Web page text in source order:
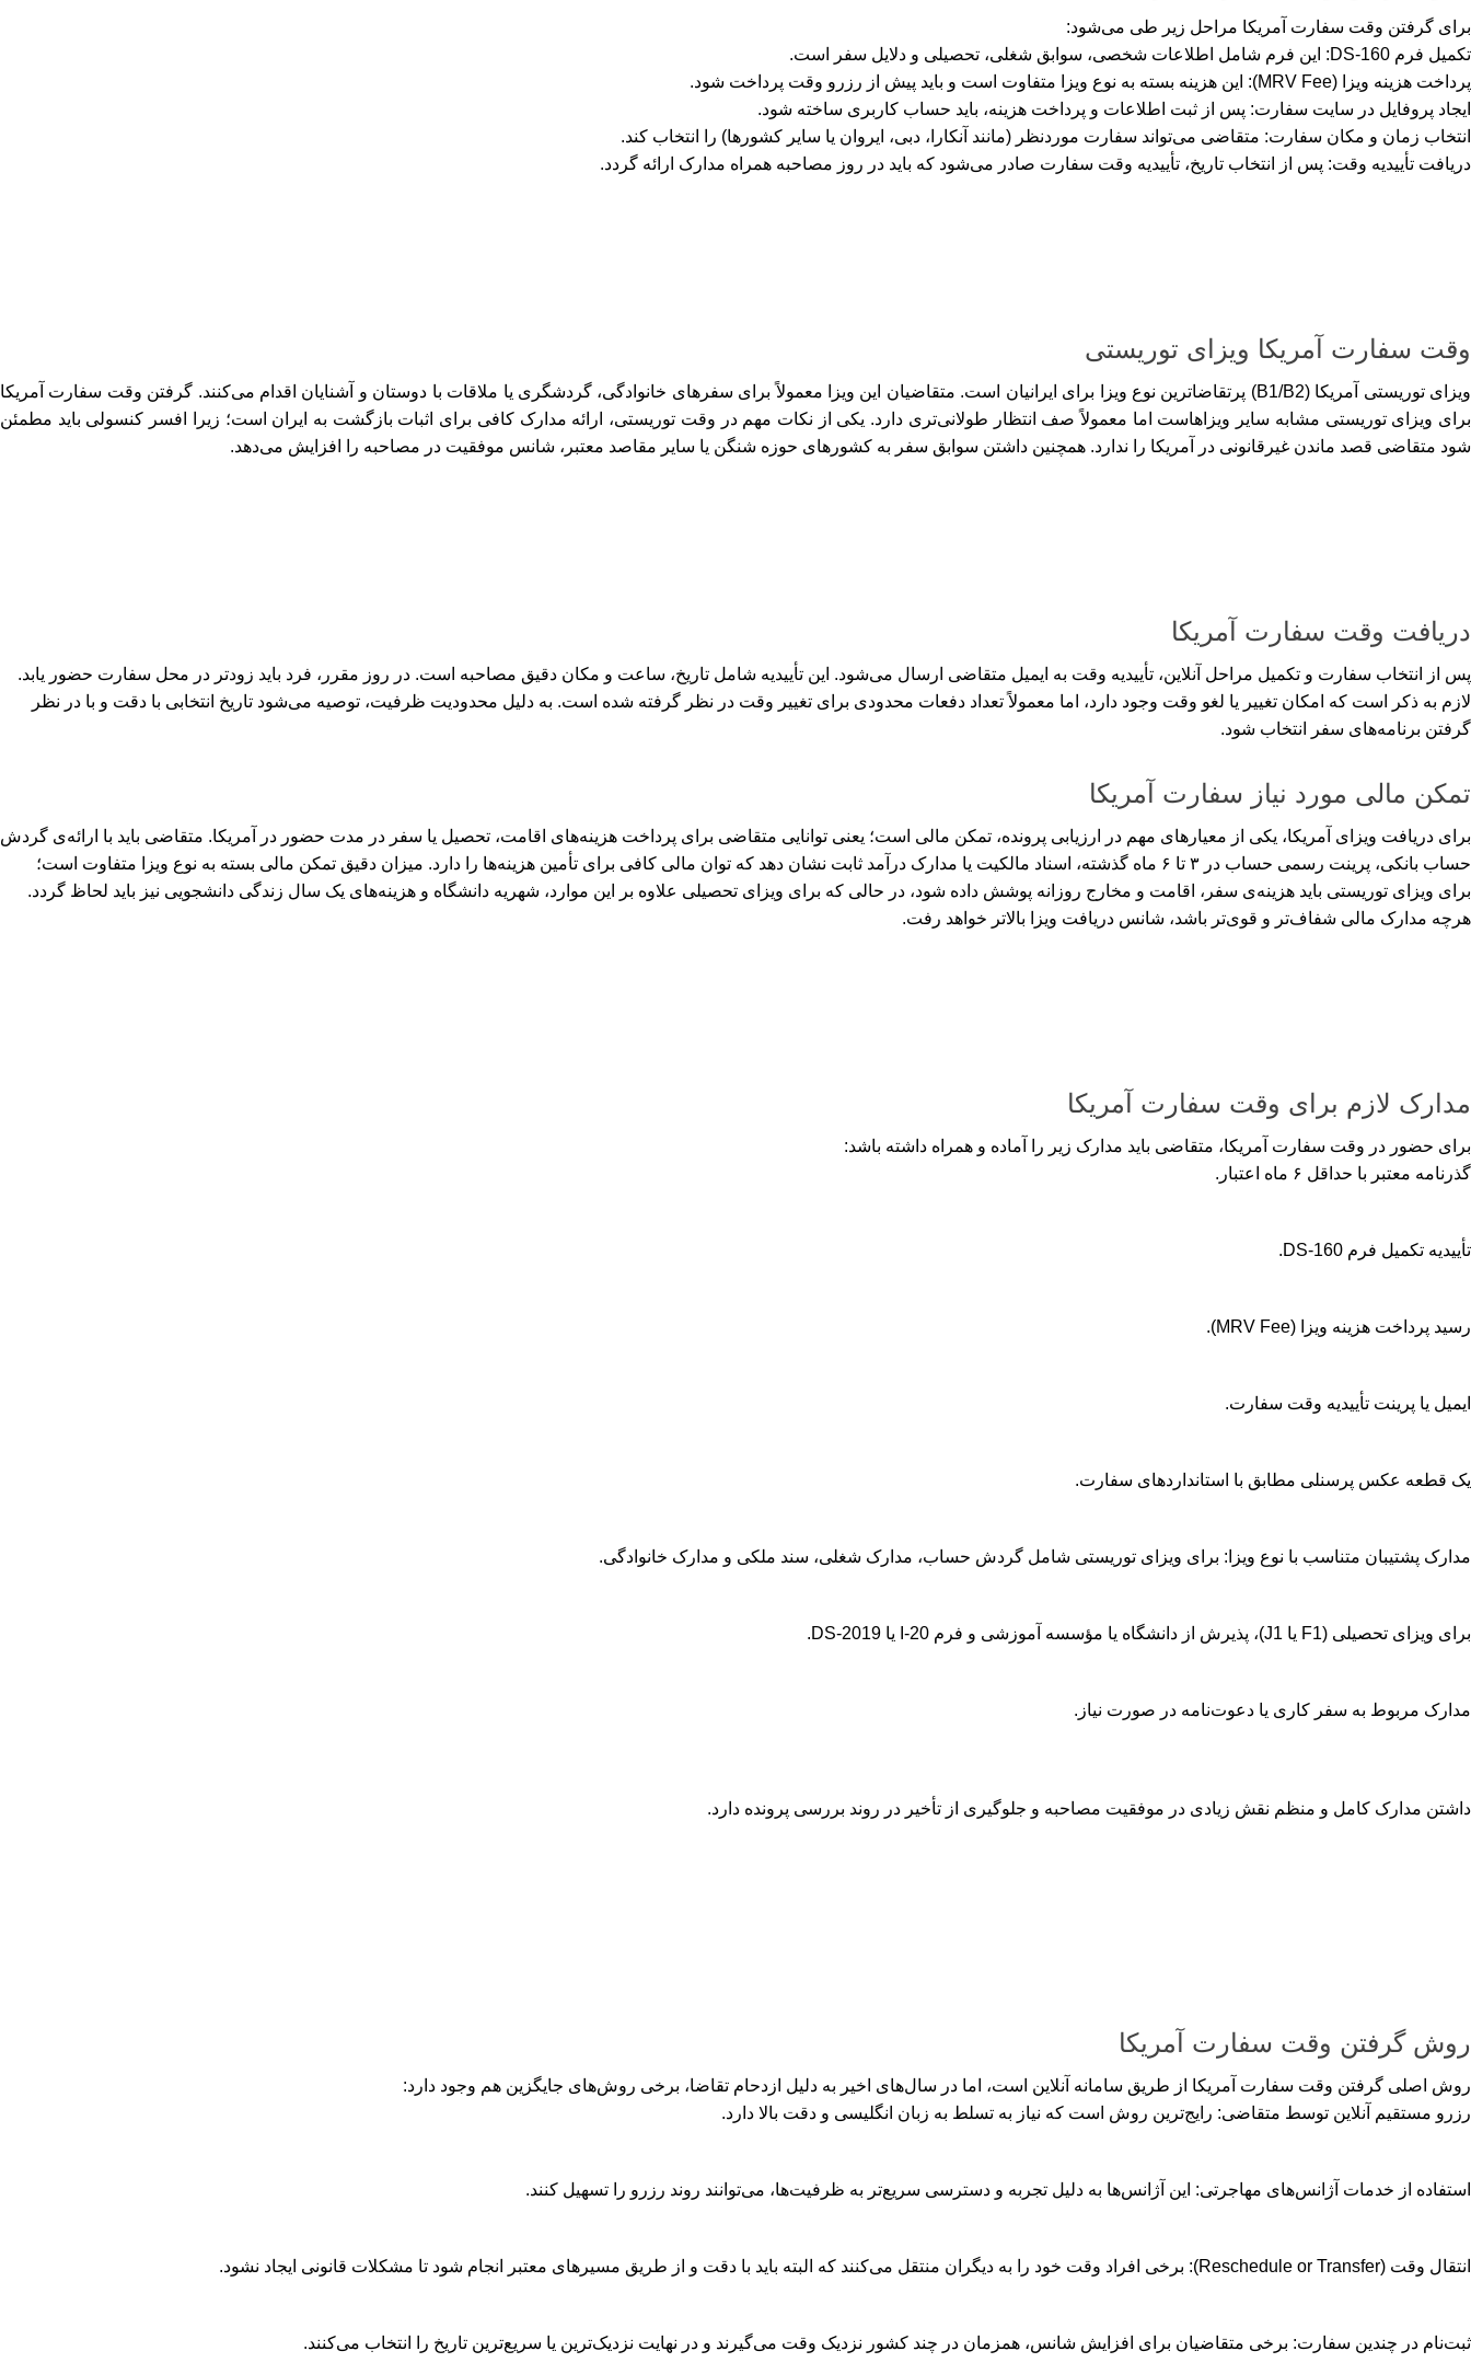
برای گرفتن وقت سفارت آمریکا مراحل زیر طی می‌شود:
تکمیل فرم DS-160: این فرم شامل اطلاعات شخصی، سوابق شغلی، تحصیلی و دلایل سفر است.
پرداخت هزینه ویزا (MRV Fee): این هزینه بسته به نوع ویزا متفاوت است و باید پیش از رزرو وقت پرداخت شود.
ایجاد پروفایل در سایت سفارت: پس از ثبت اطلاعات و پرداخت هزینه، باید حساب کاربری ساخته شود.
انتخاب زمان و مکان سفارت: متقاضی می‌تواند سفارت موردنظر (مانند آنکارا، دبی، ایروان یا سایر کشورها) را انتخاب کند.
دریافت تأییدیه وقت: پس از انتخاب تاریخ، تأییدیه وقت سفارت صادر می‌شود که باید در روز مصاحبه همراه مدارک ارائه گردد.
وقت سفارت آمریکا ویزای توریستی
ویزای توریستی آمریکا (B1/B2) پرتقاضاترین نوع ویزا برای ایرانیان است. متقاضیان این ویزا معمولاً برای سفرهای خانوادگی، گردشگری یا ملاقات با دوستان و آشنایان اقدام می‌کنند. گرفتن وقت سفارت آمریکا
برای ویزای توریستی مشابه سایر ویزاهاست اما معمولاً صف انتظار طولانی‌تری دارد. یکی از نکات مهم در وقت توریستی، ارائه مدارک کافی برای اثبات بازگشت به ایران است؛ زیرا افسر کنسولی باید مطمئن
شود متقاضی قصد ماندن غیرقانونی در آمریکا را ندارد. همچنین داشتن سوابق سفر به کشورهای حوزه شنگن یا سایر مقاصد معتبر، شانس موفقیت در مصاحبه را افزایش می‌دهد.
دریافت وقت سفارت آمریکا
پس از انتخاب سفارت و تکمیل مراحل آنلاین، تأییدیه وقت به ایمیل متقاضی ارسال می‌شود. این تأییدیه شامل تاریخ، ساعت و مکان دقیق مصاحبه است. در روز مقرر، فرد باید زودتر در محل سفارت حضور یابد.
لازم به ذکر است که امکان تغییر یا لغو وقت وجود دارد، اما معمولاً تعداد دفعات محدودی برای تغییر وقت در نظر گرفته شده است. به دلیل محدودیت ظرفیت، توصیه می‌شود تاریخ انتخابی با دقت و با در نظر
گرفتن برنامه‌های سفر انتخاب شود.
تمکن مالی مورد نیاز سفارت آمریکا
برای دریافت ویزای آمریکا، یکی از معیارهای مهم در ارزیابی پرونده، تمکن مالی است؛ یعنی توانایی متقاضی برای پرداخت هزینه‌های اقامت، تحصیل یا سفر در مدت حضور در آمریکا. متقاضی باید با ارائه‌ی گردش
حساب بانکی، پرینت رسمی حساب در ۳ تا ۶ ماه گذشته، اسناد مالکیت یا مدارک درآمد ثابت نشان دهد که توان مالی کافی برای تأمین هزینه‌ها را دارد. میزان دقیق تمکن مالی بسته به نوع ویزا متفاوت است؛
برای ویزای توریستی باید هزینه‌ی سفر، اقامت و مخارج روزانه پوشش داده شود، در حالی که برای ویزای تحصیلی علاوه بر این موارد، شهریه دانشگاه و هزینه‌های یک سال زندگی دانشجویی نیز باید لحاظ گردد.
هرچه مدارک مالی شفاف‌تر و قوی‌تر باشد، شانس دریافت ویزا بالاتر خواهد رفت.
مدارک لازم برای وقت سفارت آمریکا
برای حضور در وقت سفارت آمریکا، متقاضی باید مدارک زیر را آماده و همراه داشته باشد:
گذرنامه معتبر با حداقل ۶ ماه اعتبار.
تأییدیه تکمیل فرم DS-160.
رسید پرداخت هزینه ویزا (MRV Fee).
ایمیل یا پرینت تأییدیه وقت سفارت.
یک قطعه عکس پرسنلی مطابق با استانداردهای سفارت.
مدارک پشتیبان متناسب با نوع ویزا: برای ویزای توریستی شامل گردش حساب، مدارک شغلی، سند ملکی و مدارک خانوادگی.
برای ویزای تحصیلی (F1 یا J1)، پذیرش از دانشگاه یا مؤسسه آموزشی و فرم I-20 یا DS-2019.
مدارک مربوط به سفر کاری یا دعوت‌نامه در صورت نیاز.
داشتن مدارک کامل و منظم نقش زیادی در موفقیت مصاحبه و جلوگیری از تأخیر در روند بررسی پرونده دارد.
روش گرفتن وقت سفارت آمریکا
روش اصلی گرفتن وقت سفارت آمریکا از طریق سامانه آنلاین است، اما در سال‌های اخیر به دلیل ازدحام تقاضا، برخی روش‌های جایگزین هم وجود دارد:
رزرو مستقیم آنلاین توسط متقاضی: رایج‌ترین روش است که نیاز به تسلط به زبان انگلیسی و دقت بالا دارد.
استفاده از خدمات آژانس‌های مهاجرتی: این آژانس‌ها به دلیل تجربه و دسترسی سریع‌تر به ظرفیت‌ها، می‌توانند روند رزرو را تسهیل کنند.
انتقال وقت (Reschedule or Transfer): برخی افراد وقت خود را به دیگران منتقل می‌کنند که البته باید با دقت و از طریق مسیرهای معتبر انجام شود تا مشکلات قانونی ایجاد نشود.
ثبت‌نام در چندین سفارت: برخی متقاضیان برای افزایش شانس، همزمان در چند کشور نزدیک وقت می‌گیرند و در نهایت نزدیک‌ترین یا سریع‌ترین تاریخ را انتخاب می‌کنند.